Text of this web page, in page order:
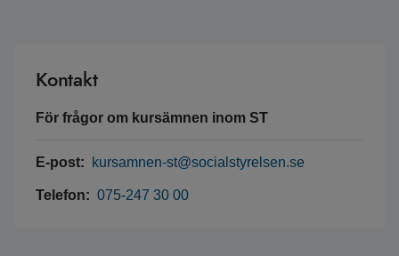
Kontakt
För frågor om kursämnen inom ST
E-post: kursamnen-st@socialstyrelsen.se
Telefon: 075-247 30 00